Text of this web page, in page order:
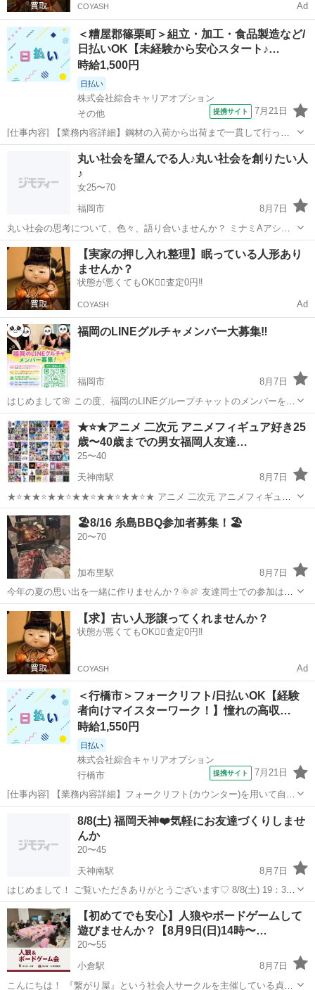
COYASH Ad
＜糟屋郡篠栗町＞組立・加工・食品製造など/
日払いOK【未経験から安心スタート♪…
時給1,500円
日払い
株式会社綜合キャリアオプション
その他
提携サイト 7月21日
[仕事内容] 【業務内容詳細】鋼材の入荷から出荷まで一貫して行って
いる工場で加工部品のバリ取り/プレス業務【取扱製品情報】建築・土
木・造船・橋梁・産業機械など幅広い分野に向けた鋼材 。＋お仕事探
しはコンシェルスタッフにおま...
工場
丸い社会を望んでる人♪丸い社会を創りたい人
♪
女25〜70
福岡市
8月7日
丸い社会の思考について、色々、語り合いませんか？ ミナミAアシュ
タールの情報を取ってる人 取ってた事がある人と繋がりたいです(*^-
んではありませ...
福岡 福岡市 その他 アシュタール
【実家の押し入れ整理】眠っている人形あり
ませんか？
状態が悪くてもOK🙆‍♀️査定0円‼️
COYASH Ad
福岡のLINEグルチャメンバー大募集‼️
福岡市
8月7日
はじめまして🌸 この度、福岡のLINEグループチャットのメンバーを大
募集！ 「気軽に話せる仲間がほしい！」「新しい友達を作りたい！」
そんな方、大歓迎です😊 ▼🌟グループの目的🌟 普段の生活ではなかな
か出会えない人たちと...
福岡 福岡市 友達
★⭐️★アニメ 二次元 アニメフィギュア好き25
歳〜40歳までの男女福岡人友達…
25〜40
天神南駅
8月7日
★⭐️★★⭐️★★⭐️★★⭐️★★⭐️★★⭐️★ アニメ 二次元 アニメフィギュア
好き 25歳〜40歳までの男女福岡人友達募集中です 生まれも育ちも修
羅の国人 アニメ好きアニメフィギュア好き 26歳の♂オス♂身長175セ
ン...
福岡 福岡市 天神南駅 アニメ
🏖️8/16 糸島BBQ参加者募集！🏖️
20〜70
加布里駅
8月7日
今年の夏の思い出を一緒に作りませんか？🌞🍖 友達同士での参加はも
ちろん、お一人での参加も大歓迎です😊 20代〜60代まで幅広い年代の
方が参加予定なので、年齢を気にせず気軽にご参加いただけます✨ 📅
日程 8月16日（日...
福岡 糸島市 加布里駅 その他
【求】古い人形譲ってくれませんか？
状態が悪くてもOK🙆‍♀️査定0円‼️
COYASH Ad
＜行橋市＞フォークリフト/日払いOK【経験
者向けマイスターワーク！】憧れの高収…
時給1,550円
日払い
株式会社綜合キャリアオプション
行橋市
提携サイト 7月21日
[仕事内容] 【業務内容詳細】フォークリフト(カウンター)を用いて自動
車部品を積み込み・荷下ろし、 倉庫内での部品整理など【取扱い製
あなたのお仕事探しをし...
工場
8/8(土) 福岡天神❤️気軽にお友達づくりしませ
んか
20〜45
天神南駅
8月7日
はじめまして！ ご覧いただきありがとうございます♡ 8/8(土) 19：35
から💕 美味しいごはんを食べながら、気軽にお友達づくりしません
か？✨ 🟢 会場：西鉄「天神駅」から徒歩5分ほど 🟢 人数：10名ほ...
福岡 福岡市 天神南駅 友達 おじいちゃん
【初めてでも安心】人狼やボードゲームして
遊びませんか？【8月9日(日)14時〜…
20〜55
小倉駅
8月7日
こんにちは！ 『繋がり屋』という社会人サークルを主催している貞島